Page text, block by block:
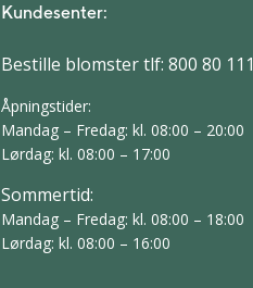
Kundesenter:
Bestille blomster tlf: 800 80 111
Åpningstider:
Mandag – Fredag: kl. 08:00 – 20:00
Lørdag: kl. 08:00 – 17:00
Sommertid:
Mandag – Fredag: kl. 08:00 – 18:00
Lørdag: kl. 08:00 – 16:00